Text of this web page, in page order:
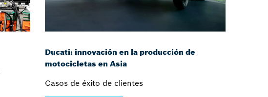
Ducati: innovación en la producción de
motocicletas en Asia
Casos de éxito de clientes